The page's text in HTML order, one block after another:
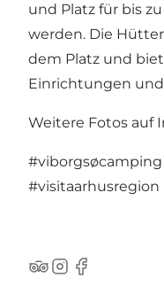
und Platz für bis
werden. Die
dem Platz und
Einrichtungen
Weitere Fotos auf
#viborgsøcamping
#visitaarhusregion
TripAdvisor
Instagram
Facebook